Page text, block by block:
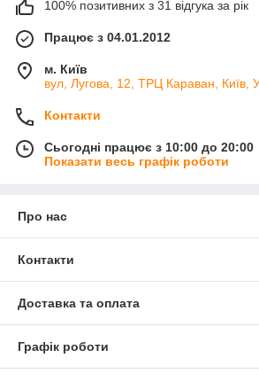
100% позитивних з 31 відгука за рік
Працює з 04.01.2012
м. Київ
вул, Лугова, 12, ТРЦ Караван, Київ,
Контакти
Сьогодні працює з 10:00 до 20:00
Показати весь графік роботи
Про нас
Контакти
Доставка та оплата
Графік роботи